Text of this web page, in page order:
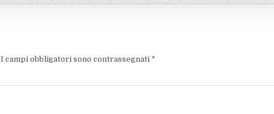
I campi obbligatori sono contrassegnati *